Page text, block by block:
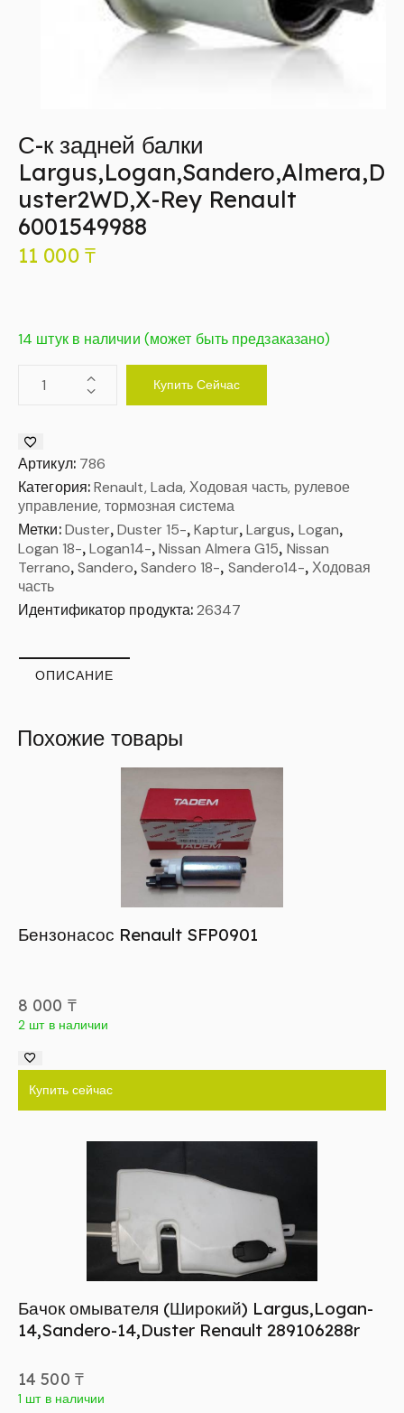
С-к задней балки
Largus,Logan,Sandero,Almera,D
uster2WD,X-Rey Renault
6001549988
11 000 ₸
14 штук в наличии (может быть предзаказано)
Купить Сейчас
Артикул: 786
Категория:Renault, Lada, Ходовая часть, рулевое
управление, тормозная система
Метки: Duster, Duster 15-,Kaptur,Largus, Logan,
Logan 18-,Logan14-,Nissan Almera G15, Nissan
Terrano,Sandero,Sandero 18-, Sandero14-, Ходовая
часть
Идентификатор продукта:26347
ОПИСАНИЕ
Похожие товары
Бензонасос Renault SFP0901
8 000 ₸
2 шт в наличии
Купить сейчас
Бачок омывателя (Широкий) Largus,Logan-
14,Sandero-14,Duster Renault 289106288r
14 500 ₸
1 шт в наличии